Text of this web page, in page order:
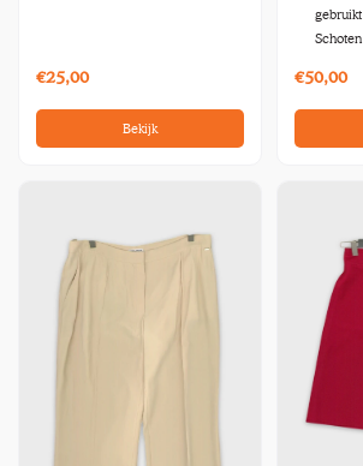
€25,00
Bekijk
gebruikt
Schoten
€50,00